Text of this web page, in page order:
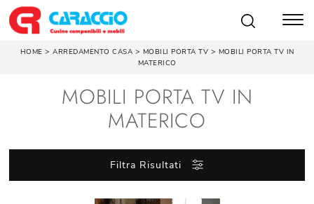
HOME > ARREDAMENTO CASA > MOBILI PORTA TV > MOBILI PORTA TV IN
MATERICO
MOBILI PORTA TV IN
MATERICO
Filtra Risultati